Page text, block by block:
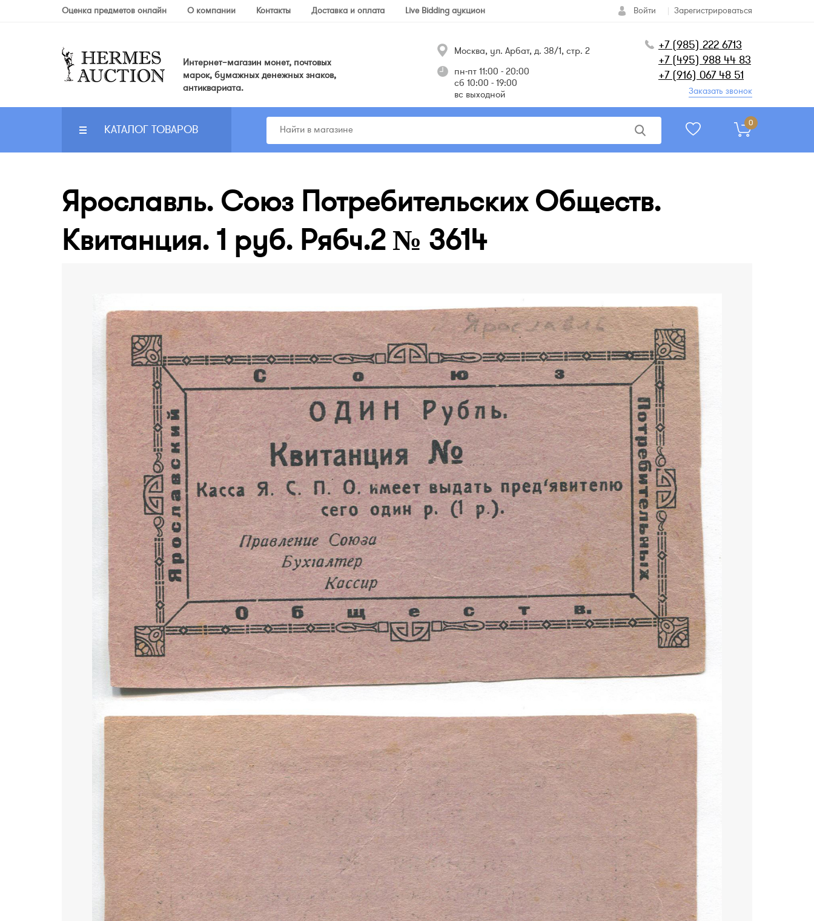
Оценка предметов онлайн О компании Контакты Доставка и оплата Live Bidding аукцион Зарегистрироваться
Войти
Интернет–магазин монет, почтовых
марок, бумажных денежных знаков,
антиквариата.
Москва, ул. Арбат, д. 38/1, стр. 2
пн-пт 11:00 - 20:00
сб 10:00 - 19:00
вс выходной
+7 (985) 222 6713
+7 (495) 988 44 83
+7 (916) 067 48 51
Заказать звонок
КАТАЛОГ ТОВАРОВ 0
Ярославль. Союз Потребительских Обществ.
Квитанция. 1 руб. Рябч.2 № 3614